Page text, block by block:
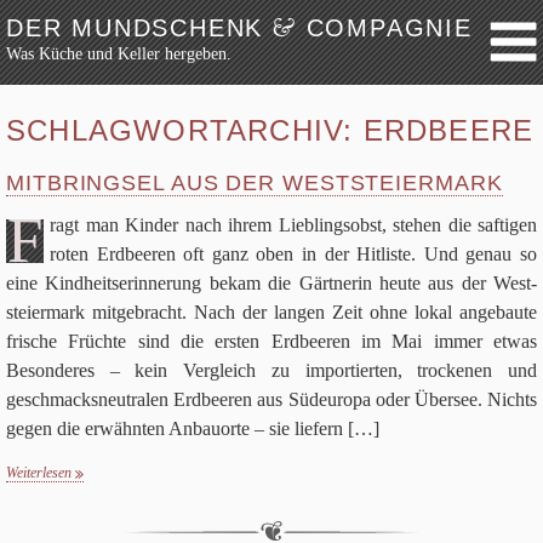
DER MUNDSCHENK&COMPAGNIE
Was Küche und Keller hergeben.
Weiter zum Inhalt
Festmahl
Küche
Keller
Lokalbesuch
Markttag
Werkzeug
Bibliothek
Schaustücke
Potpourri
SCHLAGWORTARCHIV: ERDBEERE
MITBRINGSEL AUS DER WESTSTEIERMARK
F ragt man Kin­der nach ihrem Lieb­lings­obst, ste­hen die saf­ti­gen
roten Erd­bee­ren oft ganz oben in der Hit­li­ste. Und genau so
eine Kind­heits­er­in­ne­rung bekam die Gärtnerin heute aus der West­
stei­er­mark mit­ge­bracht. Nach der lan­gen Zeit ohne lokal ange­baute
fri­sche Früchte sind die ersten Erd­bee­ren im Mai immer etwas
Beson­de­res – kein Ver­gleich zu impor­tier­ten, trocke­nen und
geschmacks­neu­tra­len Erd­bee­ren aus Süd­eu­ropa oder Über­see. Nichts
gegen die erwähn­ten Anbau­orte – sie lie­fern […]
Weiterlesen